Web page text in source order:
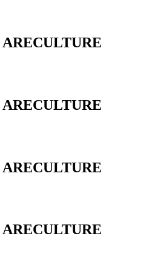
ARECULTURE
ARECULTURE
ARECULTURE
ARECULTURE